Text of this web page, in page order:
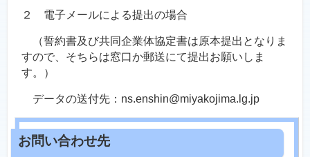
２ 電子メールによる提出の場合
（誓約書及び共同企業体協定書は原本提出となりま
すので、そちらは窓口か郵送にて提出お願いしま
す。）
データの送付先：ns.enshin@miyakojima.lg.jp